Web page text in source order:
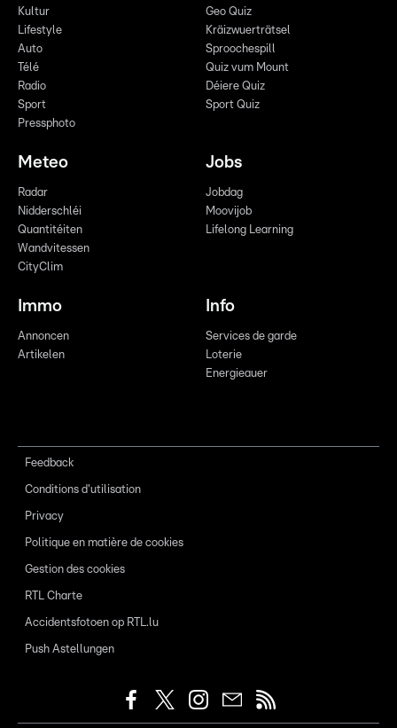
Kultur
Lifestyle
Auto
Télé
Radio
Sport
Pressphoto
Geo Quiz
Kräizwuerträtsel
Sproochespill
Quiz vum Mount
Déiere Quiz
Sport Quiz
Meteo
Radar
Nidderschléi
Quantitéiten
Wandvitessen
CityClim
Jobs
Jobdag
Moovijob
Lifelong Learning
Immo
Annoncen
Artikelen
Info
Services de garde
Loterie
Energieauer
Feedback
Conditions d'utilisation
Privacy
Politique en matière de cookies
Gestion des cookies
RTL Charte
Accidentsfotoen op RTL.lu
Push Astellungen